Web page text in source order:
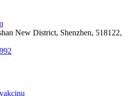
New District, Shenzhen, 518122,